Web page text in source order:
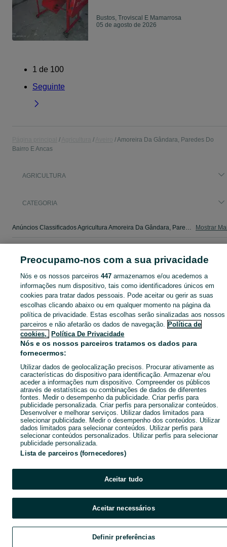
Bustos, Troviscal E Mamarrosa
05 de agosto de 2026
1 de 100
Seguinte
Amoreira Da Gândara, Paredes Do
Bairro E Ancas
AGRICULTURA
CATEGORIA
Anúncios Classificados Agricultura Amoreira Da Gândara, Paredes Do Bairro E Ancas - Veja os anúncios ou publique o seu anúncio de Agricultura grátis no OLX. Mostrar
Mapa das freguesias
Mapa de mini-sites
Pesquisas populares
Preocupamo-nos com a sua privacidade
Nós e os nossos parceiros447 armazenamos e/ou acedemos a
informações num dispositivo, tais como identificadores únicos em
cookies para tratar dados pessoais. Pode aceitar ou gerir as suas
escolhas clicando abaixo ou em qualquer momento na página da
política de privacidade. Estas escolhas serão sinalizadas aos nossos
parceiros e não afetarão os dados de navegação. Política de
cookies,
Política De Privacidade
Nós e os nossos parceiros tratamos os dados para
fornecermos:
Utilizar dados de geolocalização precisos. Procurar ativamente as
características do dispositivo para identificação. Armazenar e/ou
aceder a informações num dispositivo. Compreender os públicos
através de estatísticas ou combinações de dados de diferentes
fontes. Medir o desempenho da publicidade. Criar perfis para
publicidade personalizada. Criar perfis para personalizar conteúdos.
Desenvolver e melhorar serviços. Utilizar dados limitados para
selecionar publicidade. Medir o desempenho dos conteúdos. Utilizar
dados limitados para selecionar conteúdos. Utilizar perfis para
selecionar conteúdos personalizados. Utilizar perfis para selecionar
publicidade personalizada.
Lista de parceiros (fornecedores)
Aceitar tudo
Aceitar necessários
Definir preferências